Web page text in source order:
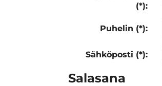
(*):
Puhelin (*):
Sähköposti (*):
Salasana